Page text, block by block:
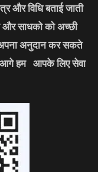
और विधि बताई जाती
और साधको को अच्छी
अनुदान कर सकते
आगे हम आपके लिए सेवा